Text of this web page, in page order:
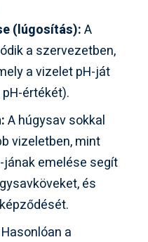
(lúgosítás):A
a szervezetben,
a vizelet pH-ját
értékét).
A húgysav sokkal
vizeletben, mint
jának emelése segít
és
Hasonlóan a